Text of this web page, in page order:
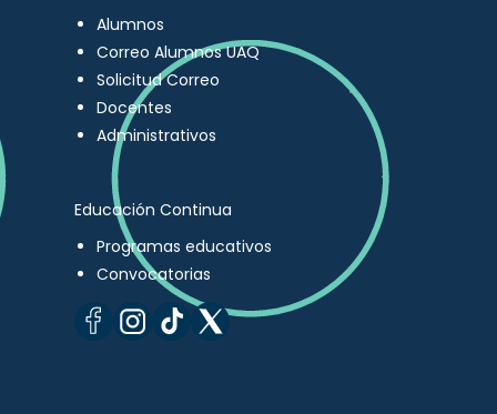
Alumnos
Correo Alumnos UAQ
Solicitud Correo
Docentes
Administrativos
Educación Continua
Programas educativos
Convocatorias